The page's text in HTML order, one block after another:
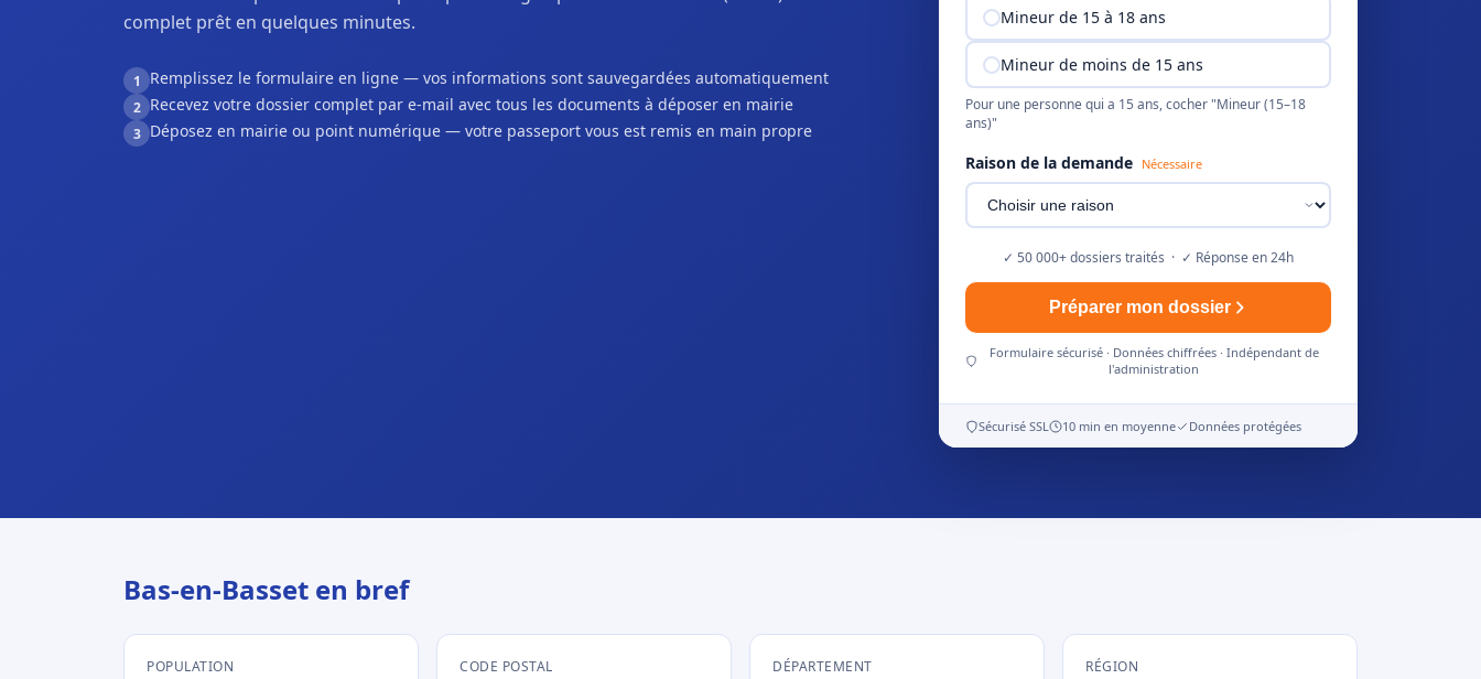
complet prêt en quelques minutes.
1 Remplissez le formulaire en ligne — vos informations sont sauvegardées automatiquement
2 Recevez votre dossier complet par e-mail avec tous les documents à déposer en mairie
3 Déposez en mairie ou point numérique — votre passeport vous est remis en main propre
Mineur de 15 à 18 ans
Mineur de moins de 15 ans
Pour une personne qui a 15 ans, cocher "Mineur (15–18
ans)"
Raison de la demande Nécessaire
✓ 50 000+ dossiers traités · ✓ Réponse en 24h
Préparer mon dossier
Formulaire sécurisé · Données chiffrées · Indépendant de
l'administration
Sécurisé SSL 10 min en moyenne Données protégées
Bas-en-Basset en bref
POPULATION CODE POSTAL DÉPARTEMENT RÉGION